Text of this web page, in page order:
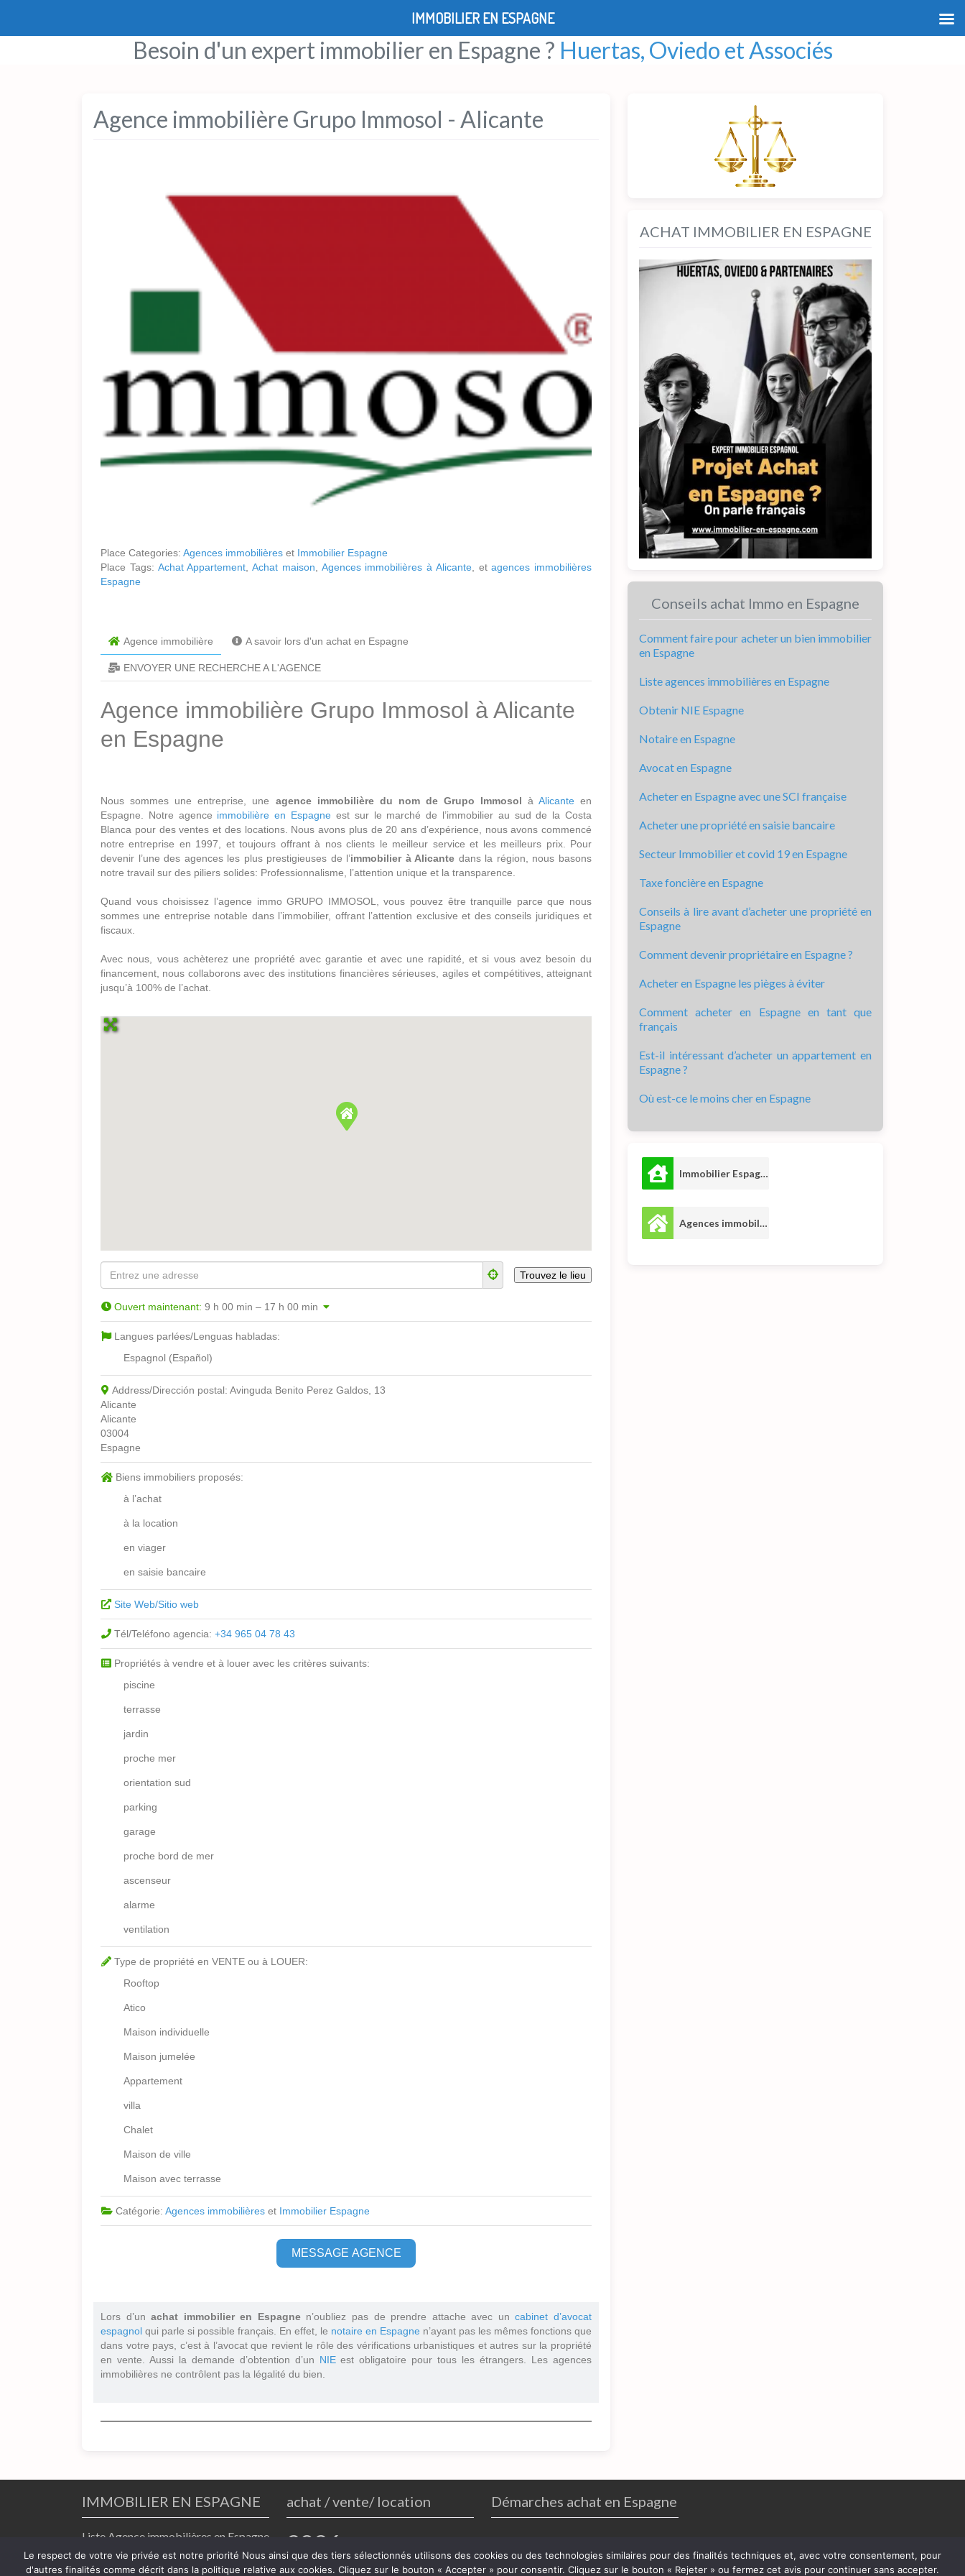
Besoin d'un expert immobilier en Espagne ? Huertas, Oviedo et Associés
Agence immobilière Grupo Immosol - Alicante
Place Categories: Agences immobilières et Immobilier Espagne
Place Tags: Achat Appartement Achat maison Agences immobilières à Alicante, etagences immobilières
Espagne
Agence immobilière A savoir lors d'un achat en Espagne
ENVOYER UNE RECHERCHE A L'AGENCE
Agence immobilière Grupo Immosol à Alicante
en Espagne
Nous sommes une entreprise, une agence immobilière du nom de Grupo Immosol à Alicanteen
Espagne. Notre agence immobilière en Espagne est sur le marché de l’immobilier au sud de la Costa
Blanca pour des ventes et des locations. Nous avons plus de 20 ans d’expérience, nous avons commencé
notre entreprise en 1997, et toujours offrant à nos clients le meilleur service et les meilleurs prix. Pour
devenir l’une des agences les plus prestigieuses de l’immobilier à Alicante dans la région, nous basons
notre travail sur des piliers solides: Professionnalisme, l’attention unique et la transparence.
Quand vous choisissez l’agence immo GRUPO IMMOSOL, vous pouvez être tranquille parce que nous
sommes une entreprise notable dans l’immobilier, offrant l’attention exclusive et des conseils juridiques et
fiscaux.
Avec nous, vous achèterez une propriété avec garantie et avec une rapidité, et si vous avez besoin du
financement, nous collaborons avec des institutions financières sérieuses, agiles et compétitives, atteignant
jusqu’à 100% de l’achat.
Ouvert maintenant: 9 h 00 min – 17 h 00 min
Langues parlées/Lenguas habladas:
Espagnol (Español)
Address/Dirección postal: Avinguda Benito Perez Galdos, 13
Alicante
Alicante
03004
Espagne
Biens immobiliers proposés:
à l’achat
à la location
en viager
en saisie bancaire
Site Web/Sitio web
Tél/Teléfono agencia: +34 965 04 78 43
Propriétés à vendre et à louer avec les critères suivants:
piscine
terrasse
jardin
proche mer
orientation sud
parking
garage
proche bord de mer
ascenseur
alarme
ventilation
Type de propriété en VENTE ou à LOUER:
Rooftop
Atico
Maison individuelle
Maison jumelée
Appartement
villa
Chalet
Maison de ville
Maison avec terrasse
Catégorie: Agences immobilièreset Immobilier Espagne
MESSAGE AGENCE
Lors d’unachat immobilier en Espagnen’oubliez pas de prendre attache avec uncabinet d’avocat
espagnol qui parle si possible français. En effet, le notaire en Espagne n’ayant pas les mêmes fonctions que
dans votre pays, c’est à l’avocat que revient le rôle des vérifications urbanistiques et autres sur la propriété
en vente. Aussi la demande d’obtention d’un NIEest obligatoire pour tous les étrangers. Les agences
immobilières ne contrôlent pas la légalité du bien.
ACHAT IMMOBILIER EN ESPAGNE
Conseils achat Immo en Espagne
Comment faire pour acheter un bien immobilier
en Espagne
Liste agences immobilières en Espagne
Obtenir NIE Espagne
Notaire en Espagne
Avocat en Espagne
Acheter en Espagne avec une SCI française
Acheter une propriété en saisie bancaire
Secteur Immobilier et covid 19 en Espagne
Taxe foncière en Espagne
Conseils à lire avant d’acheter une propriété en
Espagne
Comment devenir propriétaire en Espagne ?
Acheter en Espagne les pièges à éviter
Comment acheter en Espagne en tant que
français
Est-il intéressant d’acheter un appartement en
Espagne ?
Où est-ce le moins cher en Espagne
Immobilier Espagne
Agences immobilières
IMMOBILIER EN ESPAGNE
Liste Agence immobilières en Espagne
Annuaire avocats achat immobilier en
achat / vente/ location
2026
Démarches achat en Espagne
IMMOBILIER EN ESPAGNE
Le respect de votre vie privée est notre priorité Nous ainsi que des tiers sélectionnés utilisons des cookies ou des technologies similaires pour des finalités techniques et, avec votre consentement, pour
d'autres finalités comme décrit dans la politique relative aux cookies. Cliquez sur le bouton « Accepter » pour consentir. Cliquez sur le bouton « Rejeter » ou fermez cet avis pour continuer sans accepter.